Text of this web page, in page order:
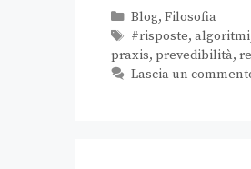
Blog, Filosofia
#risposte, algoritmi
praxis, prevedibilità,
Lascia un